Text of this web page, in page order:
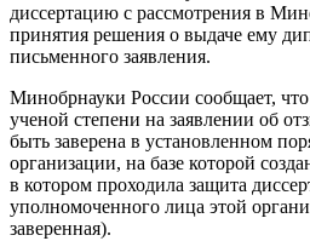
диссертацию с рассмотрения в
принятия решения о выдаче ему
письменного заявления.
Минобрнауки России сообщает, что
ученой степени на заявлении об
быть заверена в установленном
организации, на базе которой
в котором проходила защита
уполномоченного лица этой
заверенная).